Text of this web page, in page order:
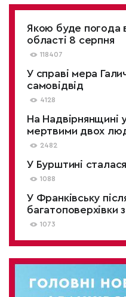
Якою буде погода
області 8 серпня
118407
У справі мера
самовідвід
4128
На Надвірнянщині
мертвими двох
2482
У Бурштині
1088
У Франківську
багатоповерхівки
1073